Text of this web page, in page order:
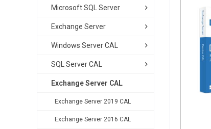
Microsoft SQL Server
Exchange Server
Windows Server CAL
SQL Server CAL
Exchange Server CAL
Exchange Server 2019 CAL
Exchange Server 2016 CAL